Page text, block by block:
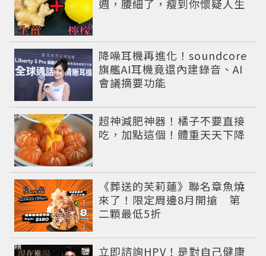
週，腰細了，瘦到你懷疑人生
降噪耳機再進化！soundcore
旗艦AI耳機竟還內建錄音、AI
會議摘要功能
超神減肥神器！橘子不要直接
吃，加點這個！體重天天下降
PR
《葬送的芙莉蓮》聯名章魚燒
來了！限定周邊8月開搶 第
二顆最低5折
立即諮詢HPV！是對自己健康
PR